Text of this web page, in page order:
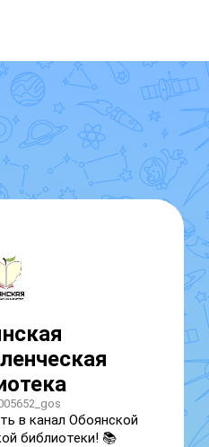
в канал Обоянской
библиотеки! 📚